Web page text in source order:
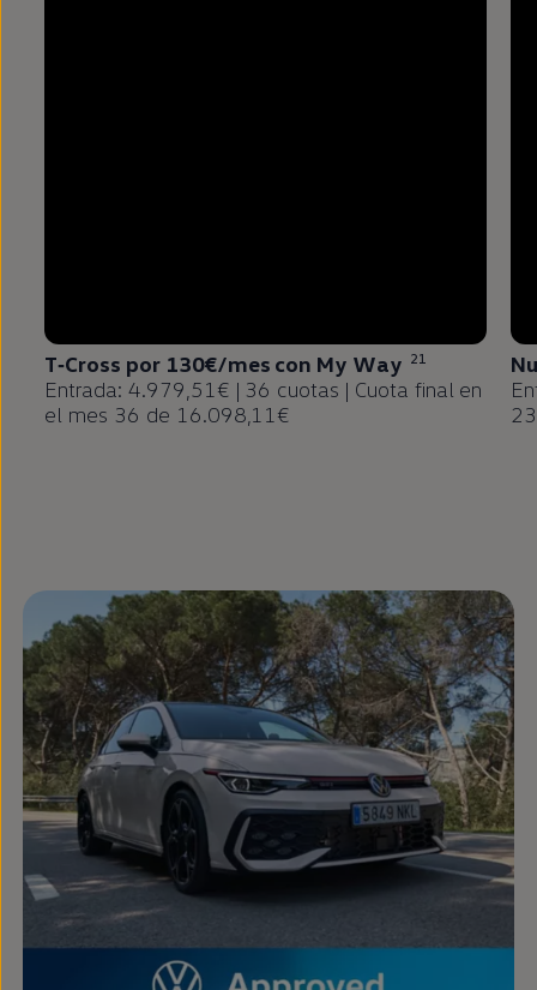
T‑Cross por 130€/mes con My Way 21
Entrada: 4.979,51€ | 36 cuotas | Cuota final en
el mes 36 de 16.098,11€